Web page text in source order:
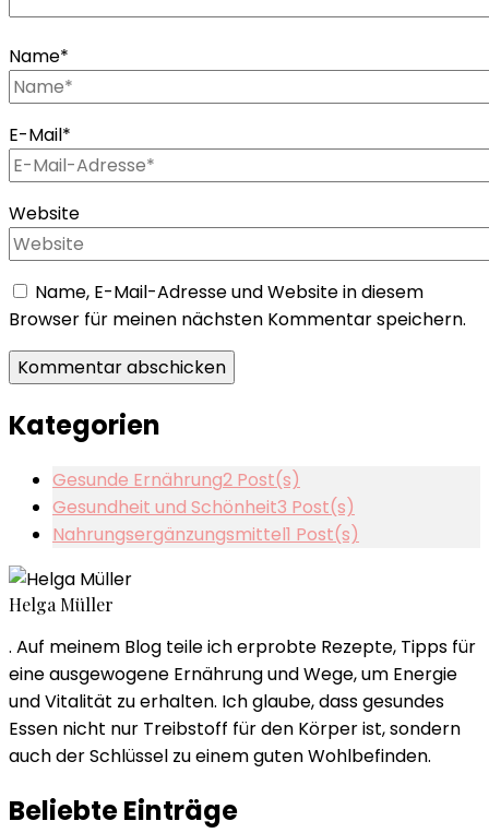
Name*
E-Mail*
Website
Name, E-Mail-Adresse und Website in diesem
Browser für meinen nächsten Kommentar speichern.
Kategorien
Gesunde Ernährung2 Post(s)
Gesundheit und Schönheit3 Post(s)
Nahrungsergänzungsmittel1 Post(s)
Helga Müller
. Auf meinem Blog teile ich erprobte Rezepte, Tipps für
eine ausgewogene Ernährung und Wege, um Energie
und Vitalität zu erhalten. Ich glaube, dass gesundes
Essen nicht nur Treibstoff für den Körper ist, sondern
auch der Schlüssel zu einem guten Wohlbefinden.
Beliebte Einträge